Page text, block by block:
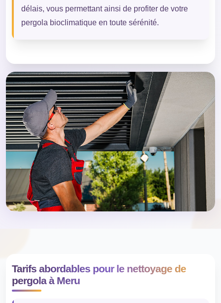
délais, vous permettant ainsi de profiter de votre
pergola bioclimatique en toute sérénité.
Tarifs abordables pour le nettoyage de
pergola à Meru